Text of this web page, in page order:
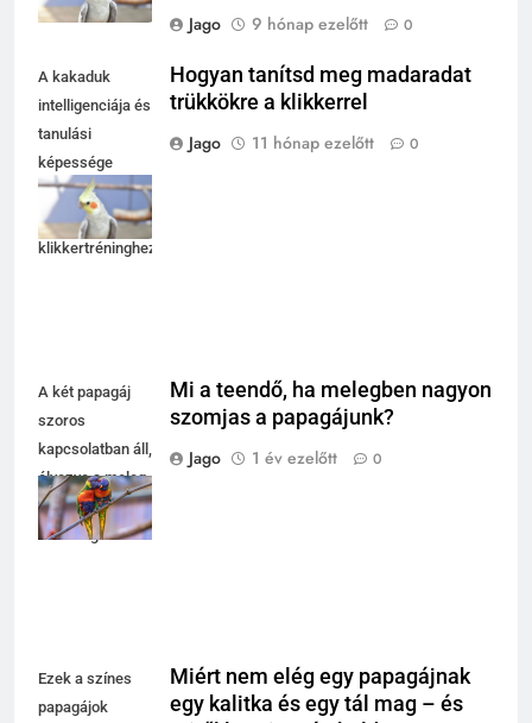
Jago
9 hónap ezelőtt 0
A kakaduk
intelligenciája és
tanulási
képessége
lenyűgöző,
ideálisak
klikkertréninghez.
Hogyan tanítsd meg madaradat
trükkökre a klikkerrel
Jago
11 hónap ezelőtt 0
A két papagáj
szoros
kapcsolatban áll,
élvezve a meleg
időt és egymás
társaságát.
Mi a teendő, ha melegben nagyon
szomjas a papagájunk?
Jago
1 év ezelőtt 0
Ezek a színes
papagájok
Miért nem elég egy papagájnak
egy kalitka és egy tál mag – és